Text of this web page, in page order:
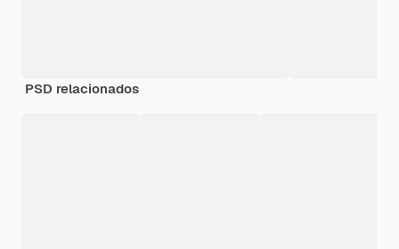
PSD relacionados